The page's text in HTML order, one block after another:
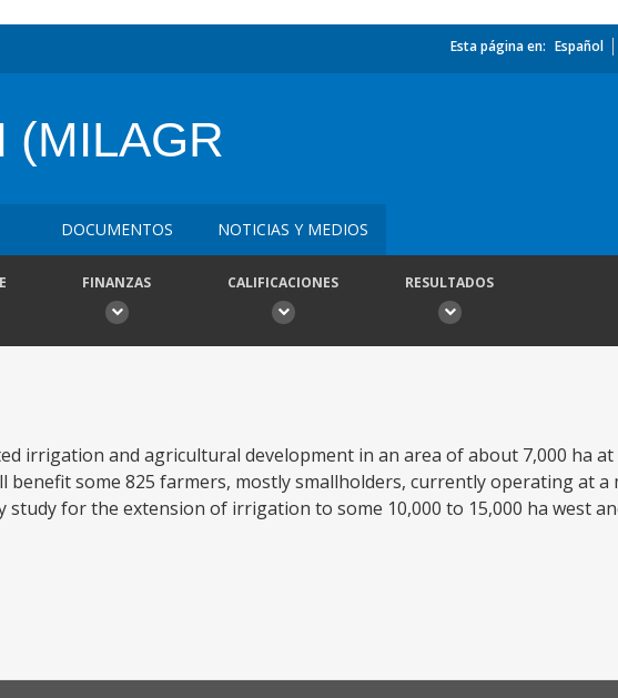
Esta página en: Español
(MILAGR
DOCUMENTOS NOTICIAS Y MEDIOS
FINANZAS CALIFICACIONES RESULTADOS
irrigation and agricultural development in an area of about 7,000 ha
benefit some 825 farmers, mostly smallholders, currently operating at a
study for the extension of irrigation to some 10,000 to 15,000 ha west